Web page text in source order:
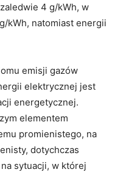
4 g/kWh, w
kWh, natomiast energii
emisji gazów
elektrycznej jest
energetycznej.
elementem
promienistego, na
dotychczas
sytuacji, w której